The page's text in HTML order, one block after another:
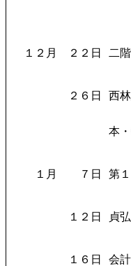
１２月 ２２日 二
２６日 西
本
１月 ７日 第
１２日 貞
１６日 会